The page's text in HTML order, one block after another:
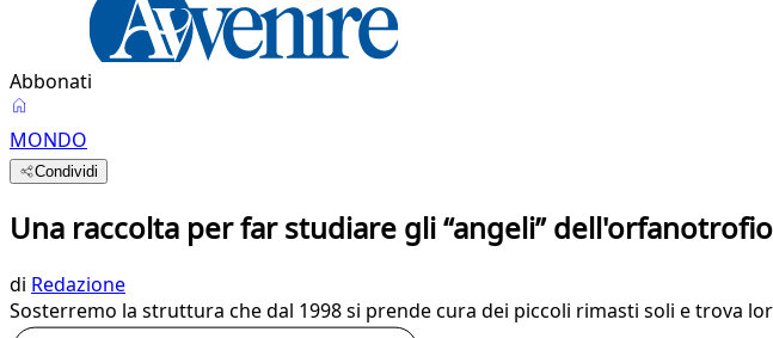
Abbonati
MONDO
Condividi
Una raccolta per far studiare gli “angeli” dell'orfanotrofio
di Redazione
Sosterremo la struttura che dal 1998 si prende cura dei piccoli rimasti soli e trova